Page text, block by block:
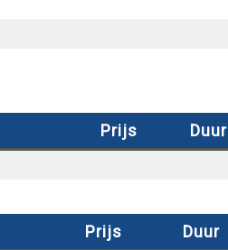
Prijs Duur
Prijs Duur